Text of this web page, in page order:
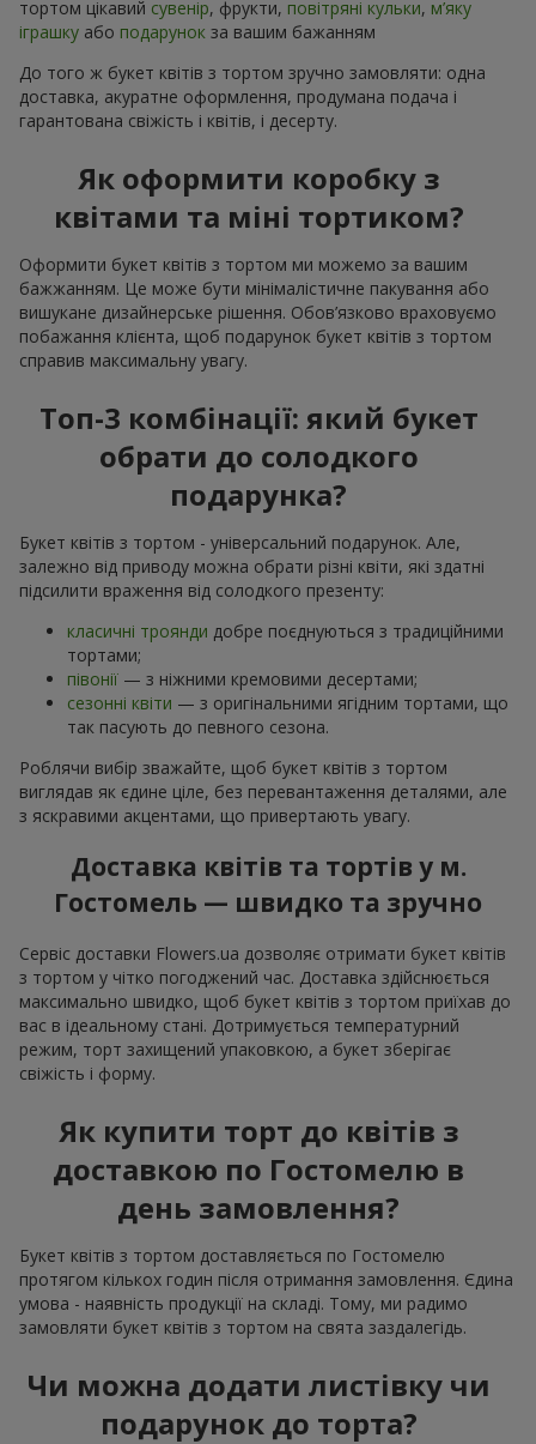
тортом цікавий сувенір, фрукти, повітряні кульки, м’яку
іграшку або подарунок за вашим бажанням
До того ж букет квітів з тортом зручно замовляти: одна
доставка, акуратне оформлення, продумана подача і
гарантована свіжість і квітів, і десерту.
Як оформити коробку з
квітами та міні тортиком?
Оформити букет квітів з тортом ми можемо за вашим
бажжанням. Це може бути мінімалістичне пакування або
вишукане дизайнерське рішення. Обов’язково враховуємо
побажання клієнта, щоб подарунок букет квітів з тортом
справив максимальну увагу.
Топ-3 комбінації: який букет
обрати до солодкого
подарунка?
Букет квітів з тортом - універсальний подарунок. Але,
залежно від приводу можна обрати різні квіти, які здатні
підсилити враження від солодкого презенту:
класичні троянди добре поєднуються з традиційними
тортами;
півонії — з ніжними кремовими десертами;
сезонні квіти — з оригінальними ягідним тортами, що
так пасують до певного сезона.
Роблячи вибір зважайте, щоб букет квітів з тортом
виглядав як єдине ціле, без перевантаження деталями, але
з яскравими акцентами, що привертають увагу.
Доставка квітів та тортів у м.
Гостомель — швидко та зручно
Сервіс доставки Flowers.ua дозволяє отримати букет квітів
з тортом у чітко погоджений час. Доставка здійснюється
максимально швидко, щоб букет квітів з тортом приїхав до
вас в ідеальному стані. Дотримується температурний
режим, торт захищений упаковкою, а букет зберігає
свіжість і форму.
Як купити торт до квітів з
доставкою по Гостомелю в
день замовлення?
Букет квітів з тортом доставляється по Гостомелю
протягом кількох годин після отримання замовлення. Єдина
умова - наявність продукції на складі. Тому, ми радимо
замовляти букет квітів з тортом на свята заздалегідь.
Чи можна додати листівку чи
подарунок до торта?